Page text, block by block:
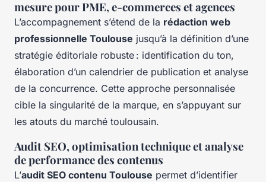
mesure pour PME, e-commerces et agences
L’accompagnement s’étend de la rédaction web
professionnelle Toulouse jusqu’à la définition d’une
stratégie éditoriale robuste : identification du ton,
élaboration d’un calendrier de publication et analyse
de la concurrence. Cette approche personnalisée
cible la singularité de la marque, en s’appuyant sur
les atouts du marché toulousain.
Audit SEO, optimisation technique et analyse
de performance des contenus
L’audit SEO contenu Toulouse permet d’identifier